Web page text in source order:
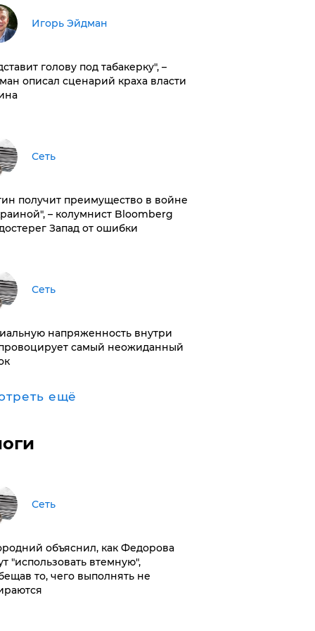
Игорь Эйдман
голову под табакерку", –
описал сценарий краха власти
Сеть
получит преимущество в войне
– колумнист Bloomberg
Запад от ошибки
Сеть
напряженность внутри
самый неожиданный
ещё
Сеть
объяснил, как Федорова
"использовать втемную",
то, чего выполнять не